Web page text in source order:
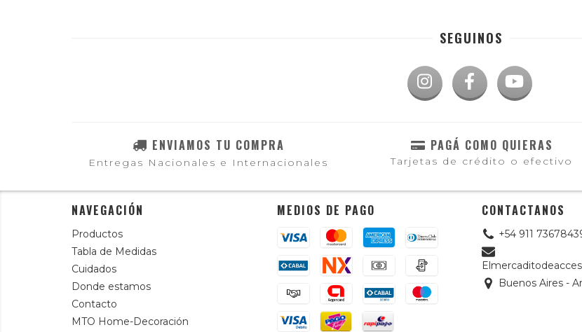
SEGUINOS
ENVIAMOS TU COMPRA
Entregas Nacionales e Internacionales
PAGÁ COMO QUIERAS
Tarjetas de crédito o efectivo
NAVEGACIÓN
Productos
Tabla de Medidas
Cuidados
Donde estamos
Contacto
MTO Home-Decoración
MEDIOS DE PAGO CONTACTANOS
+54 911
Buenos Aires -